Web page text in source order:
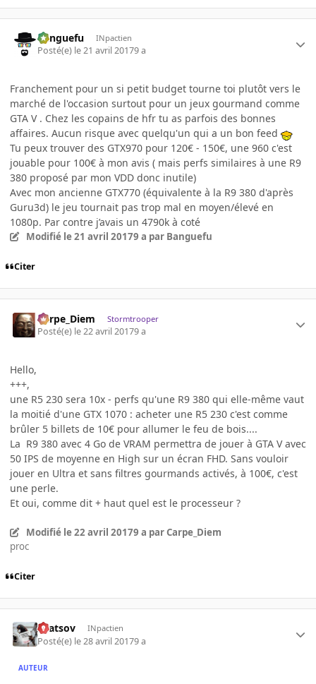
Banguefu INpactien
Posté(e) le 21 avril 20179 a
Franchement pour un si petit budget tourne toi plutôt vers le
marché de l'occasion surtout pour un jeux gourmand comme
GTA V . Chez les copains de hfr tu as parfois des bonnes
affaires. Aucun risque avec quelqu'un qui a un bon feed
Tu peux trouver des GTX970 pour 120€ - 150€, une 960 c'est
jouable pour 100€ à mon avis ( mais perfs similaires à une R9
380 proposé par mon VDD donc inutile)
Avec mon ancienne GTX770 (équivalente à la R9 380 d'après
Guru3d) le jeu tournait pas trop mal en moyen/élevé en
1080p. Par contre j’avais un 4790k à coté
Modifié le 21 avril 20179 a par Banguefu
Citer
Carpe_Diem Stormtrooper
Posté(e) le 22 avril 20179 a
Hello,
+++,
une R5 230 sera 10x - perfs qu'une R9 380 qui elle-même vaut
la moitié d'une GTX 1070 : acheter une R5 230 c'est comme
brûler 5 billets de 10€ pour allumer le feu de bois....
La R9 380 avec 4 Go de VRAM permettra de jouer à GTA V avec
50 IPS de moyenne en High sur un écran FHD. Sans vouloir
jouer en Ultra et sans filtres gourmands activés, à 100€, c'est
une perle.
Et oui, comme dit + haut quel est le processeur ?
Modifié le 22 avril 20179 a par Carpe_Diem
proc
Citer
Zaatsov INpactien
Posté(e) le 28 avril 20179 a
AUTEUR